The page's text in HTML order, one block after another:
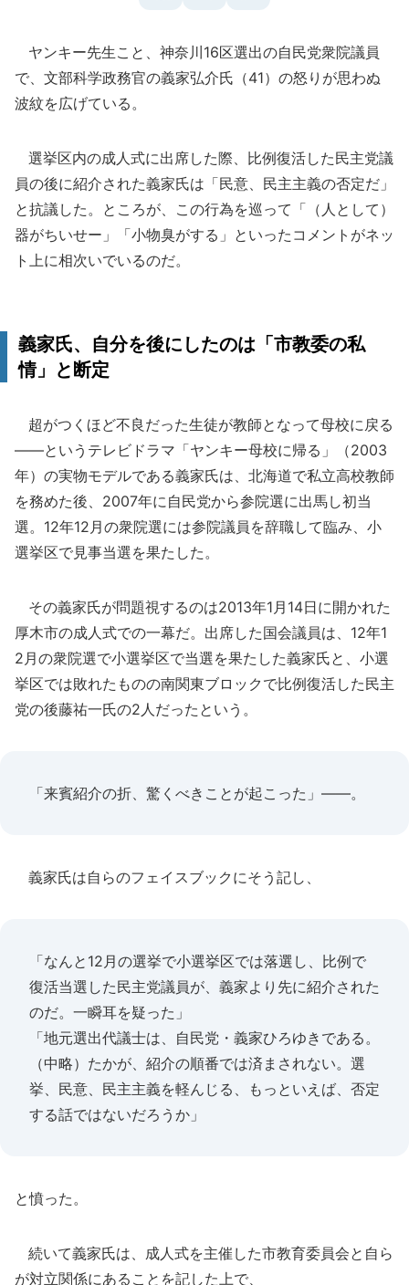
ヤンキー先生こと、神奈川16区選出の自民党衆院議員
で、文部科学政務官の義家弘介氏（41）の怒りが思わぬ
波紋を広げている。
選挙区内の成人式に出席した際、比例復活した民主党議
員の後に紹介された義家氏は「民意、民主主義の否定だ」
と抗議した。ところが、この行為を巡って「（人として）
器がちいせー」「小物臭がする」といったコメントがネッ
ト上に相次いでいるのだ。
義家氏、自分を後にしたのは「市教委の私
情」と断定
超がつくほど不良だった生徒が教師となって母校に戻る
――というテレビドラマ「ヤンキー母校に帰る」（2003
年）の実物モデルである義家氏は、北海道で私立高校教師
を務めた後、2007年に自民党から参院選に出馬し初当
選。12年12月の衆院選には参院議員を辞職して臨み、小
選挙区で見事当選を果たした。
その義家氏が問題視するのは2013年1月14日に開かれた
厚木市の成人式での一幕だ。出席した国会議員は、12年1
2月の衆院選で小選挙区で当選を果たした義家氏と、小選
挙区では敗れたものの南関東ブロックで比例復活した民主
党の後藤祐一氏の2人だったという。
「来賓紹介の折、驚くべきことが起こった」――。
義家氏は自らのフェイスブックにそう記し、
「なんと12月の選挙で小選挙区では落選し、比例で
復活当選した民主党議員が、義家より先に紹介された
のだ。一瞬耳を疑った」
「地元選出代議士は、自民党・義家ひろゆきである。
（中略）たかが、紹介の順番では済まされない。選
挙、民意、民主主義を軽んじる、もっといえば、否定
する話ではないだろうか」
と憤った。
続いて義家氏は、成人式を主催した市教育委員会と自ら
が対立関係にあることを記した上で、